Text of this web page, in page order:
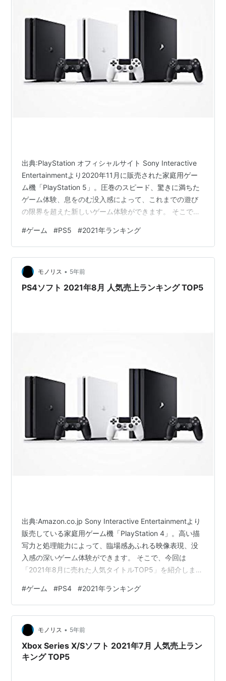
出典:PlayStation オフィシャルサイト Sony Interactive
Entertainmentより2020年11月に販売された家庭用ゲー
ム機「PlayStation 5」。圧巻のスピード、驚きに満ちた
ゲーム体験、息をのむ没入感によって、これまでの遊び
の限界を超えた新しいゲーム体験ができます。 そこで、
します。ゲーム好きの方も次に遊ぶゲームに迷っている
方や、「PlayStation 5」と一緒に買おうと思っている方
も参考にしてみて下さい。 ※2021年8月1日現在、
Amazon調べ(事前予約品も含む)。 目次 PS5ソフト…
#ゲーム #PS5 #2021年ランキング
モノリス • 5年前
PS4ソフト 2021年8月 人気売上ランキング TOP5
出典:Amazon.co.jp Sony Interactive Entertainmentより
販売している家庭用ゲーム機「PlayStation 4」。高い描
写力と処理能力によって、臨場感あふれる映像表現、没
入感の深いゲーム体験ができます。 そこで、今回は
「2021年8月に売れた人気タイトルTOP5」を紹介しま
や、「PlayStation 4」と一緒に買おうと思っている方も
参考にしてみて下さい。 ※2021年8月1日現在、Amazon
調べ(事前予約品も含む)。 目次 PS4ソフト 2021年8月 人
気売上ランキング TOP5 1位 Tales …
#ゲーム #PS4 #2021年ランキング
モノリス • 5年前
Xbox Series X/Sソフト 2021年7月 人気売上ラン
キング TOP5